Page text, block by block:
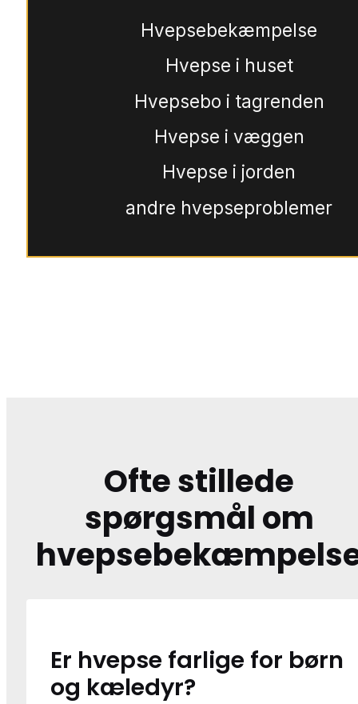
Hvepsebekæmpelse
Hvepse i huset
Hvepsebo i tagrenden
Hvepse i væggen
Hvepse i jorden
andre hvepseproblemer
Ofte stillede
spørgsmål om
Er hvepse farlige for børn
og kæledyr?